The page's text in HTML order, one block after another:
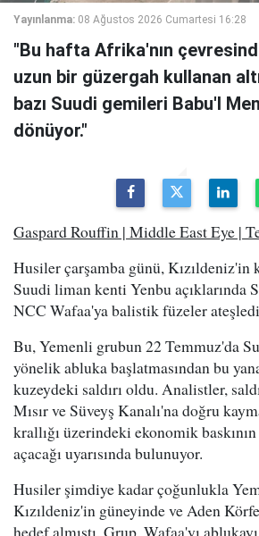
Yayınlanma: 08 Ağustos 2026 Cumartesi 16:28
"Bu hafta Afrika'nın
uzun bir güzergah kullanan
bazı Suudi gemileri Babu'l
dönüyor."
Gaspard Rouffin | Middle East Eye |
Husiler çarşamba günü,
Suudi liman kenti Yenbu açıklarında
NCC Wafaa'ya balistik füzeler
Bu, Yemenli grubun 22 Temmuz'da
yönelik abluka başlatmasından bu
kuzeydeki saldırı oldu. Analistler,
Mısır ve Süveyş Kanalı'na doğru
krallığı üzerindeki ekonomik
açacağı uyarısında bulunuyor.
Husiler şimdiye kadar çoğunlukla
Kızıldeniz'in güneyinde ve Aden